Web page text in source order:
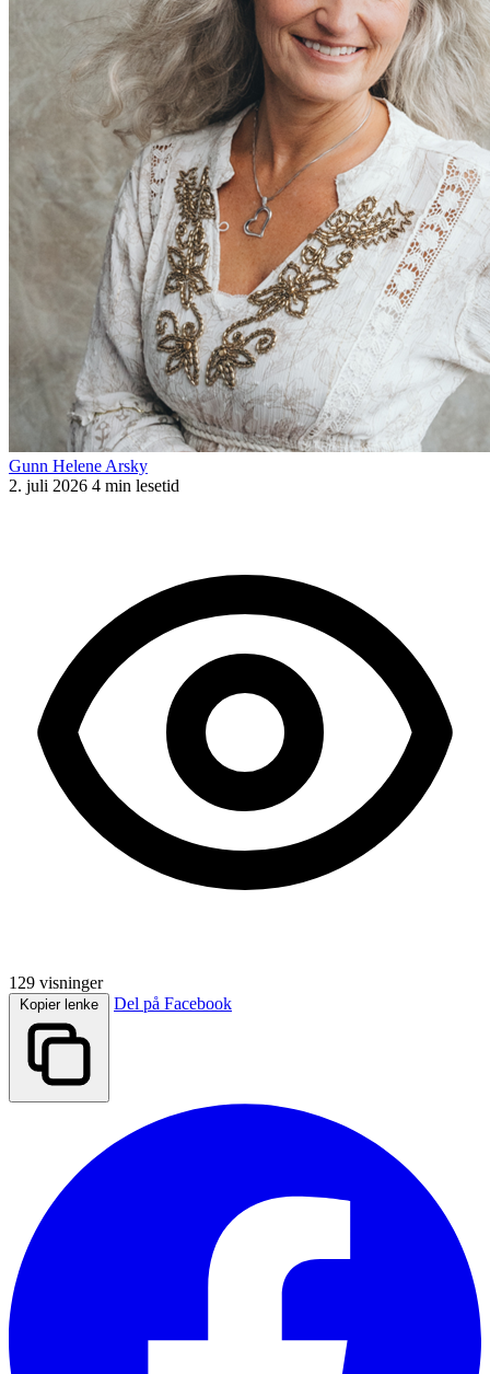
Gunn Helene Arsky
2. juli 2026 4 min lesetid
129 visninger
Kopier lenke Del på Facebook